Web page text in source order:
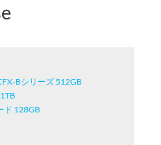
Bシリーズ 512GB
ド 128GB